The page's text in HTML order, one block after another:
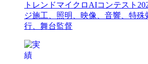
トレンドマイクロAIコンテスト
ジ施工、照明、映像、音響、特殊
行、舞台監督